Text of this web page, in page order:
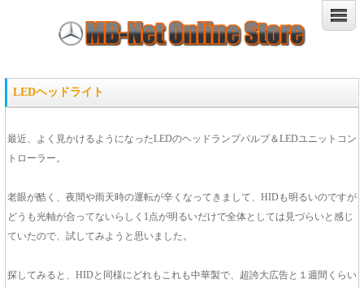
LEDヘッドライト
最近、よく見かけるようになったLEDのヘッドランプバルブ＆LEDユニットコン
トローラー。
老眼が酷く、夜間や雨天時の運転が辛くなってきまして、HIDも明るいのですが
どうも光軸が合ってないらしく1点が明るいだけで全体としては見づらいと感じ
ていたので、試してみようと思いました。
探してみると、HIDと同様にどれもこれも中華製で、超誇大広告と１週間くらい